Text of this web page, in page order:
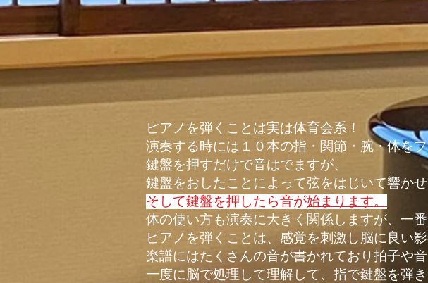
​ピアノを弾くことは実は体育会系！
演奏する時には１０本の指・関節・腕・体を
鍵盤を押すだけで音はでますが、
鍵盤をおしたことによって弦をはじいて響か
そして鍵盤を押したら音が始まります。
体の使い方も演奏に大きく関係しますが、一
ピアノを弾くことは、感覚を刺激し脳に良い
楽譜にはたくさんの音が書かれており拍子や
一度に脳で処理して理解して、指で鍵盤を弾